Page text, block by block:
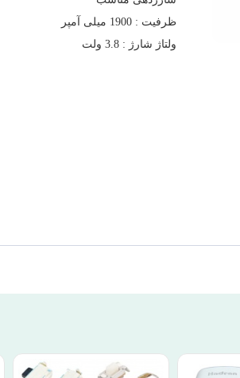
ظرفیت : 1900 میلی آمپر
ولتاژ شارژ : 3.8 ولت